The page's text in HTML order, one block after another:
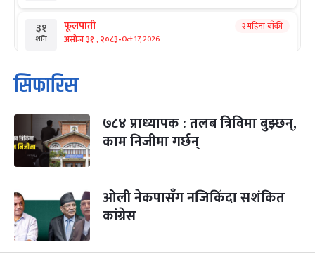
३१
शनि
फूलपाती
असोज ३१ , २०८३-Oct 17, 2026
२ महिना बाँकी
१
आइत
कार्तिक सङ्क्रान्ति
कार्तिक १, २०८३
३
मंगल
महानवमी
कार्तिक ३, २०८३-Oct 20, 2026
२ महिना बाँकी
४
कार्तिक ४, २०८३ Oct 21, 2026
५
बिहि
पापा‌ङ्कुशा एकादशी व्रत
कार्तिक ५, २०८३
सिफारिस
७८४ प्राध्यापक : तलब त्रिविमा बुझ्छन्,
काम निजीमा गर्छन्
ओली नेकपासँग नजिकिँदा सशंकित
कांग्रेस